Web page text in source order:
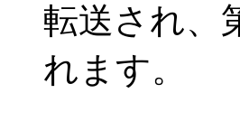
転送され、
れます。